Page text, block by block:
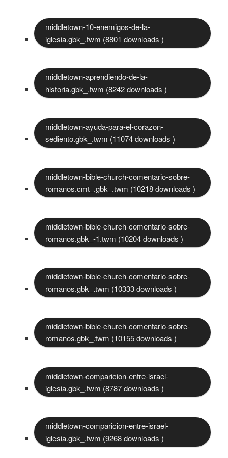
middletown-10-enemigos-de-la-
iglesia.gbk_.twm (8801 downloads )
middletown-aprendiendo-de-la-
historia.gbk_.twm (8242 downloads )
middletown-ayuda-para-el-corazon-
sediento.gbk_.twm (11074 downloads )
middletown-bible-church-comentario-sobre-
romanos.cmt_.gbk_.twm (10218 downloads )
middletown-bible-church-comentario-sobre-
romanos.gbk_-1.twm (10204 downloads )
middletown-bible-church-comentario-sobre-
romanos.gbk_.twm (10333 downloads )
middletown-bible-church-comentario-sobre-
romanos.gbk_.twm (10155 downloads )
middletown-comparicion-entre-israel-
iglesia.gbk_.twm (8787 downloads )
middletown-comparicion-entre-israel-
iglesia.gbk_.twm (9268 downloads )